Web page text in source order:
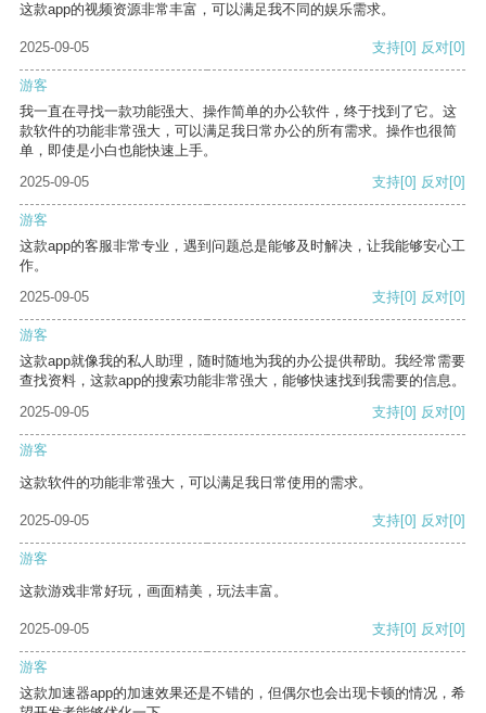
这款app的视频资源非常丰富，可以满足我不同的娱乐需求。
2025-09-05 支持[0] 反对[0]
游客
我一直在寻找一款功能强大、操作简单的办公软件，终于找到了它。这
款软件的功能非常强大，可以满足我日常办公的所有需求。操作也很简
单，即使是小白也能快速上手。
2025-09-05
支持[0] 反对[0]
游客
这款app的客服非常专业，遇到问题总是能够及时解决，让我能够安心工
作。
2025-09-05
支持[0] 反对[0]
游客
这款app就像我的私人助理，随时随地为我的办公提供帮助。我经常需要
查找资料，这款app的搜索功能非常强大，能够快速找到我需要的信息。
2025-09-05
支持[0] 反对[0]
游客
这款软件的功能非常强大，可以满足我日常使用的需求。
2025-09-05 支持[0] 反对[0]
游客
这款游戏非常好玩，画面精美，玩法丰富。
2025-09-05 支持[0] 反对[0]
游客
这款加速器app的加速效果还是不错的，但偶尔也会出现卡顿的情况，希